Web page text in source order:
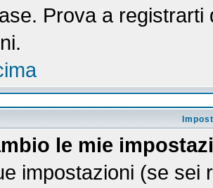
Prova a
le mie
impostazioni (se sei